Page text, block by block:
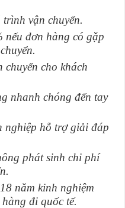
vận chuyển.
nếu đơn hàng có gặp
cho khách
nhanh chóng đến tay
nghiệp hỗ trợ giải đáp
phát sinh chi phí
năm kinh nghiệm
đi quốc tế.